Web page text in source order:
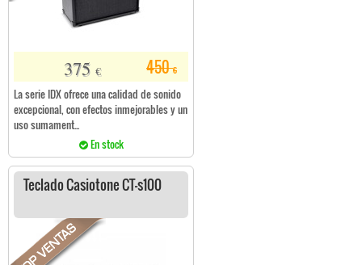
450€
375 €
La serie IDX ofrece una calidad de sonido
excepcional, con efectos inmejorables y un
uso sumament...
En stock
Teclado Casiotone CT-s100